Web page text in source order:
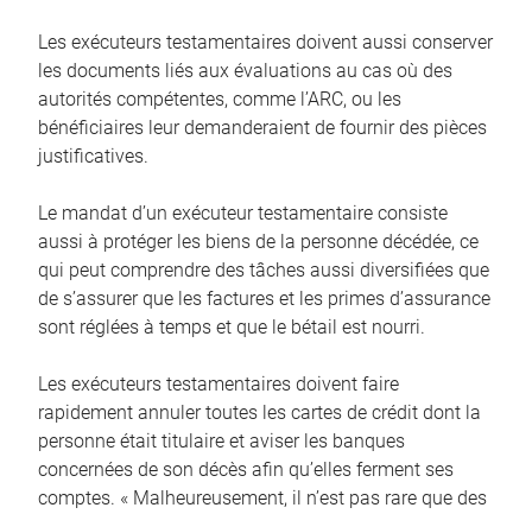
Les exécuteurs testamentaires doivent aussi conserver
les documents liés aux évaluations au cas où des
autorités compétentes, comme l’ARC, ou les
bénéficiaires leur demanderaient de fournir des pièces
justificatives.
Le mandat d’un exécuteur testamentaire consiste
aussi à protéger les biens de la personne décédée, ce
qui peut comprendre des tâches aussi diversifiées que
de s’assurer que les factures et les primes d’assurance
sont réglées à temps et que le bétail est nourri.
Les exécuteurs testamentaires doivent faire
rapidement annuler toutes les cartes de crédit dont la
personne était titulaire et aviser les banques
concernées de son décès afin qu’elles ferment ses
comptes. « Malheureusement, il n’est pas rare que des